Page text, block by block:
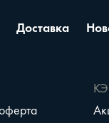
Доставка